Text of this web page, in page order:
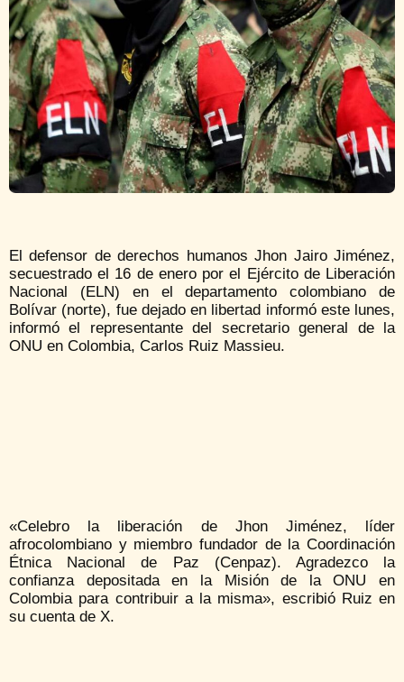
El defensor de derechos humanos Jhon Jairo Jiménez,
secuestrado el 16 de enero por el Ejército de Liberación
Nacional (ELN) en el departamento colombiano de
Bolívar (norte), fue dejado en libertad informó este lunes,
informó el representante del secretario general de la
ONU en Colombia, Carlos Ruiz Massieu.
«Celebro la liberación de Jhon Jiménez, líder
afrocolombiano y miembro fundador de la Coordinación
Étnica Nacional de Paz (Cenpaz). Agradezco la
confianza depositada en la Misión de la ONU en
Colombia para contribuir a la misma», escribió Ruiz en
su cuenta de X.